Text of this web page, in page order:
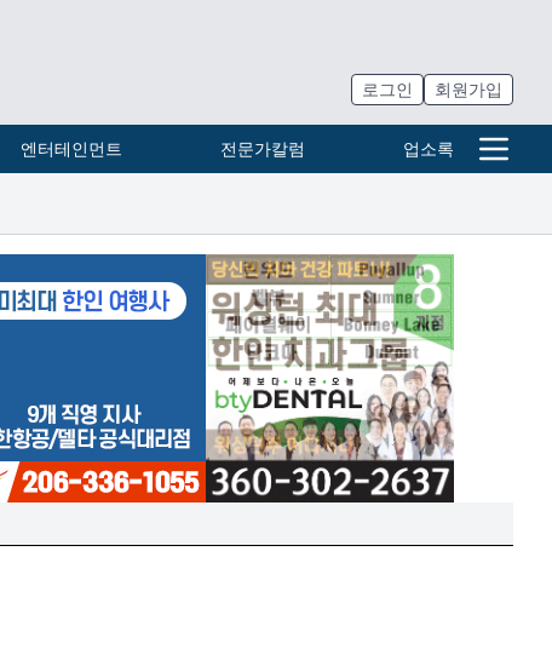
로그인 회원가입
엔터테인먼트 전문가칼럼 업소록